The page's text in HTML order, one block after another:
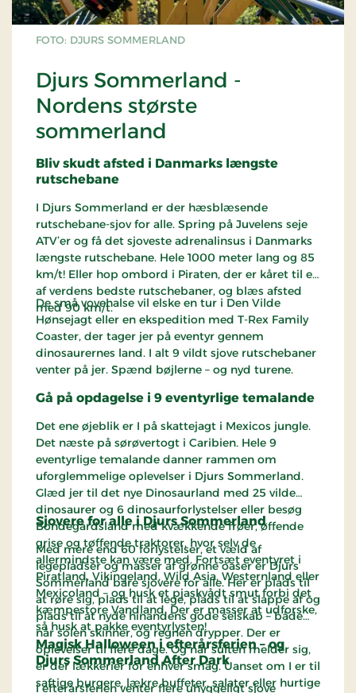
FOTO: DJURS SOMMERLAND
Djurs Sommerland -
Nordens største
sommerland
Bliv skudt afsted i Danmarks længste
rutschebane
I Djurs Sommerland er der hæsblæsende
rutschebane-sjov for alle. Spring på Juvelens seje
ATV’er og få det sjoveste adrenalinsus i Danmarks
længste rutschebane. Hele 1000 meter lang og 85
km/t! Eller hop ombord i Piraten, der er kåret til en
af verdens bedste rutschebaner, og blæs afsted
med 90 km/t.
De små vovehalse vil elske en tur i Den Vilde
Hønsejagt eller en ekspedition med T-Rex Family
Coaster, der tager jer på eventyr gennem
dinosaurernes land. I alt 9 vildt sjove rutschebaner
venter på jer. Spænd bøjlerne – og nyd turene.
Gå på opdagelse i 9 eventyrlige temalande
Det ene øjeblik er I på skattejagt i Mexicos jungle.
Det næste på sørøvertogt i Caribien. Hele 9
eventyrlige temalande danner rammen om
uforglemmelige oplevelser i Djurs Sommerland.
Glæd jer til det nye Dinosaurland med 25 vilde
dinosaurer og 6 dinosaurforlystelser eller besøg
Bondegårdsland med kvækkende frøer, øffende
grise og tøffende traktorer, hvor selv de
allermindste kan være med. Fortsæt eventyret i
Piratland, Vikingeland, Wild Asia, Westernland eller
Mexicoland – og husk et pjaskvådt smut forbi det
kæmpestore Vandland. Der er masser at udforske,
så husk at pakke eventyrlysten!
Sjovere for alle i Djurs Sommerland
Med mere end 60 forlystelser, et væld af
legepladser og masser af grønne oaser er Djurs
Sommerland bare sjovere for alle. Her er plads til
at røre sig, plads til at lege, plads til at slappe af og
plads til at nyde hinandens gode selskab – både
når solen skinner, og regnen drypper. Der er
oplevelser til flere dage. Og når sulten melder sig,
er der lækkerier for enhver smag. Uanset om I er til
saftige burgere, lækre buffeter, salater eller hurtige
Magisk Halloween i efterårsferien – og
Djurs Sommerland After Dark
I efterårsferien venter flere uhyggeligt sjove